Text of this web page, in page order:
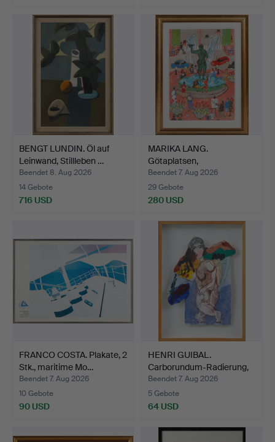
BENGT LUNDIN. Öl auf
Leinwand, Stillleben …
Beendet 8. Aug 2026
14 Gebote
716 USD
MARIKA LANG.
Götaplatsen,
Farblithografie,…
Beendet 7. Aug 2026
29 Gebote
280 USD
FRANCO COSTA. Plakate, 2
Stk., maritime Mo…
Beendet 7. Aug 2026
10 Gebote
90 USD
HENRI GUIBAL.
Carborundum-Radierung,
Kompo…
Beendet 7. Aug 2026
5 Gebote
64 USD